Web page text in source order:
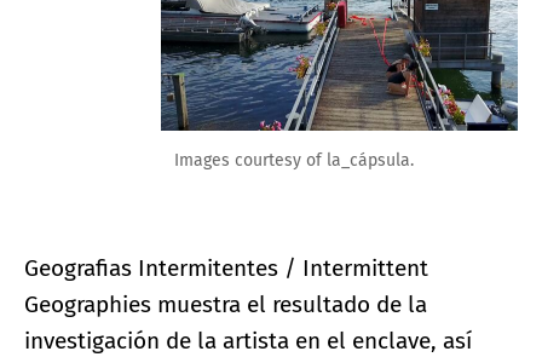
Images courtesy of la_cápsula.
Geografias Intermitentes / Intermittent
Geographies muestra el resultado de la
investigación de la artista en el enclave, así